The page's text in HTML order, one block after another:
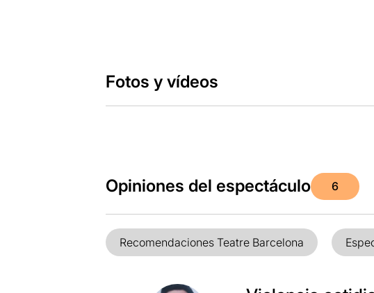
Fotos y vídeos
Opiniones del espectáculo 6
Recomendaciones Teatre Barcelona